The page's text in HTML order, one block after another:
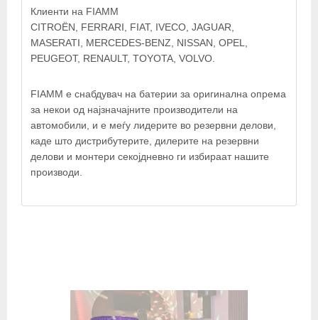
Клиенти на FIAMM
CITROËN, FERRARI, FIAT, IVECO, JAGUAR,
MASERATI, MERCEDES-BENZ, NISSAN, OPEL,
PEUGEOT, RENAULT, TOYOTA, VOLVO.
FIAMM е снабдувач на батерии за оригинална опрема
за некои од најзначајните производители на
автомобили, и е меѓу лидерите во резервни делови,
каде што дистрибутерите, дилерите на резервни
делови и монтери секојдневно ги избираат нашите
производи.